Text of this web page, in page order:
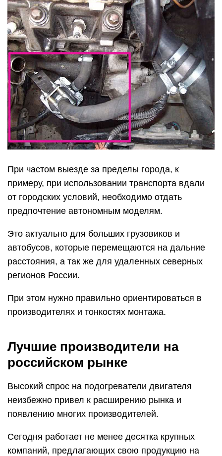
При частом выезде за пределы города, к
примеру, при использовании транспорта вдали
от городских условий, необходимо отдать
предпочтение автономным моделям.
Это актуально для больших грузовиков и
автобусов, которые перемещаются на дальние
расстояния, а так же для удаленных северных
регионов России.
При этом нужно правильно ориентироваться в
производителях и тонкостях монтажа.
Лучшие производители на
российском рынке
Высокий спрос на подогреватели двигателя
неизбежно привел к расширению рынка и
появлению многих производителей.
Сегодня работает не менее десятка крупных
компаний, предлагающих свою продукцию на